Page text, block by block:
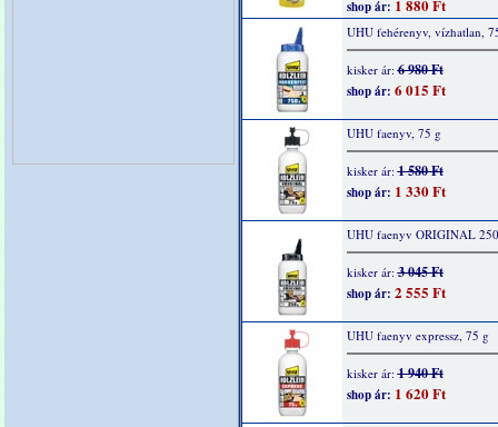
shop ár: 1 880 Ft
UHU fehérenyv, vízhatlan,
kisker ár:6 980 Ft
shop ár: 6 015 Ft
UHU faenyv, 75 g
kisker ár:1 580 Ft
shop ár: 1 330 Ft
UHU faenyv ORIGINAL
kisker ár:3 045 Ft
shop ár: 2 555 Ft
UHU faenyv expressz, 75 g
kisker ár:1 940 Ft
shop ár: 1 620 Ft